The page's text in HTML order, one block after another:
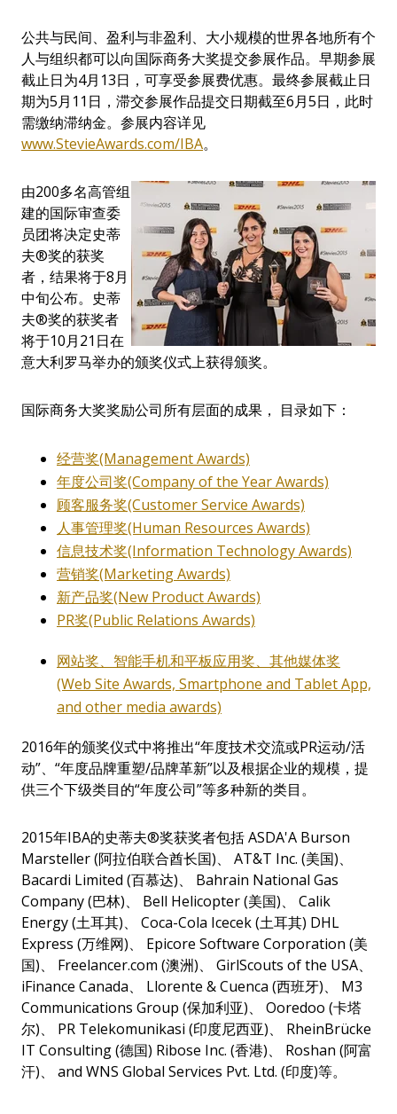
公共与民间、盈利与非盈利、大小规模的世界各地所有个
人与组织都可以向国际商务大奖提交参展作品。早期参展
截止日为4月13日，可享受参展费优惠。最终参展截止日
期为5月11日，滞交参展作品提交日期截至6月5日，此时
需缴纳滞纳金。参展内容详见
www.StevieAwards.com/IBA。
由200多名高管组
建的国际审查委
员团将决定史蒂
夫®奖的获奖
者，结果将于8月
中旬公布。史蒂
夫®奖的获奖者
将于10月21日在
意大利罗马举办的颁奖仪式上获得颁奖。
国际商务大奖奖励公司所有层面的成果， 目录如下：
经营奖(Management Awards)
年度公司奖(Company of the Year Awards)
顾客服务奖(Customer Service Awards)
人事管理奖(Human Resources Awards)
信息技术奖(Information Technology Awards)
营销奖(Marketing Awards)
新产品奖(New Product Awards)
PR奖(Public Relations Awards)
网站奖、智能手机和平板应用奖、其他媒体奖
(Web Site Awards, Smartphone and Tablet App,
and other media awards)
2016年的颁奖仪式中将推出“年度技术交流或PR运动/活
动”、“年度品牌重塑/品牌革新”以及根据企业的规模，提
供三个下级类目的“年度公司”等多种新的类目。
2015年IBA的史蒂夫®奖获奖者包括 ASDA'A Burson
Marsteller (阿拉伯联合酋长国)、 AT&T Inc. (美国)、
Bacardi Limited (百慕达)、 Bahrain National Gas
Company (巴林)、 Bell Helicopter (美国)、 Calik
Energy (土耳其)、 Coca-Cola Icecek (土耳其) DHL
Express (万维网)、 Epicore Software Corporation (美
国)、 Freelancer.com (澳洲)、 GirlScouts of the USA、
iFinance Canada、 Llorente & Cuenca (西班牙)、 M3
Communications Group (保加利亚)、 Ooredoo (卡塔
尔)、 PR Telekomunikasi (印度尼西亚)、 RheinBrücke
IT Consulting (德国) Ribose Inc. (香港)、 Roshan (阿富
汗)、 and WNS Global Services Pvt. Ltd. (印度)等。